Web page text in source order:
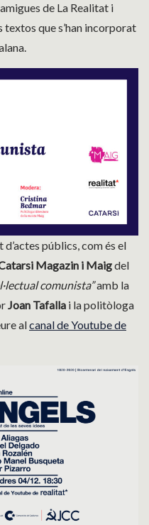
de La Realitat i
que s’han incorporat
públics, com és el
Magazin i Maigdel
comunista”amb la
Joan Tafalla i la politòloga
alcanal de Youtube de